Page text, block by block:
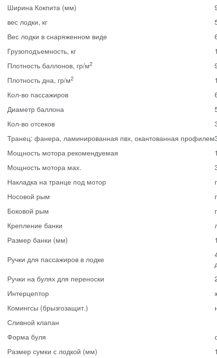
Ширина Кокпита (мм)
вес лодки, кг
Вес лодки в снаряженном виде
Грузоподъемность, кг
Плотность баллонов, гр/м2
Плотность дна, гр/м2
Кол-во пассажиров
Диаметр баллона
Кол-во отсеков
Транец: фанера, ламинированная пвх, окантованная профилем
Мощность мотора рекомендуемая
Мощность мотора мах.
Накладка на транце под мотор
Носовой рым
Боковой рым
Крепление банки
Размер банки (мм)
Ручки для пассажиров в лодке
Ручки на булях для переноски
Интерцептор
Комингсы (брызгозащит.)
Сливной клапан
Форма буля
Размер сумки с лодкой (мм)